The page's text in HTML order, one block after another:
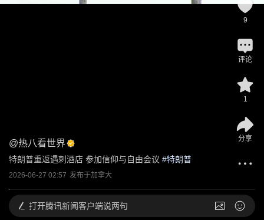
@热八看世界
特朗普重返遇刺酒店 参加信仰与自由会议 #特朗普
2026-06-27 02:57 发布于加拿大
9
评论
1
分享
打开腾讯新闻客户端说两句